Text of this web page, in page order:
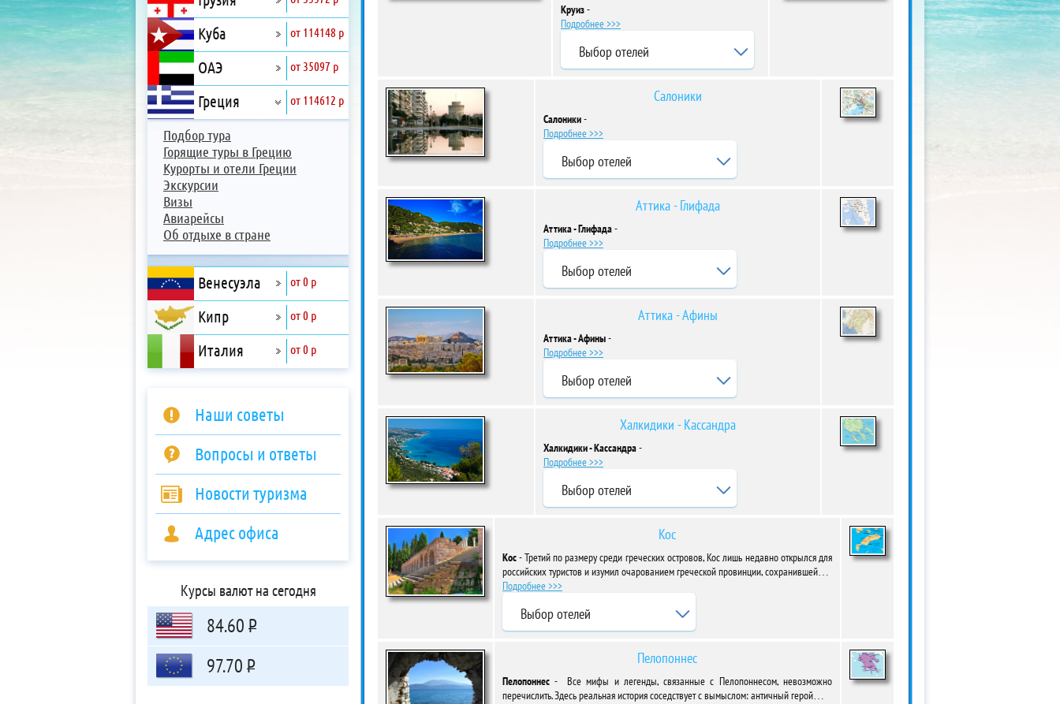
Куба от 114148 р
ОАЭ от 35097 р
Греция от 114612 р
Подбор тура
Горящие туры в Грецию
Курорты и отели Греции
Экскурсии
Визы
Авиарейсы
Об отдыхе в стране
Венесуэла от 0 р
Кипр от 0 р
Италия от 0 р
Наши советы
Вопросы и ответы
Новости туризма
Адрес офиса
Курсы валют на сегодня
84.60Р
97.70Р
Круиз-
Подробнее >>>
Выбор отелей
Салоники
Салоники-
Подробнее >>>
Выбор отелей
Аттика - Глифада
Аттика - Глифада-
Подробнее >>>
Выбор отелей
Аттика - Афины
Аттика - Афины-
Подробнее >>>
Выбор отелей
Халкидики - Кассандра
Халкидики - Кассандра-
Подробнее >>>
Выбор отелей
Кос
Кос- Третий по размеру среди греческих островов, Кос лишь недавно открылся для
российских туристов и изумил очарованием греческой провинции, сохранившей…
Подробнее >>>
Выбор отелей
Пелопоннес
Пелопоннес - Все мифы и легенды, связанные с Пелопоннесом, невозможно
перечислить. Здесь реальная история соседствует с вымыслом: античный герой…